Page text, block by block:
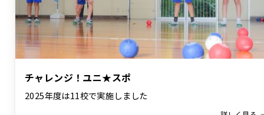
チャレンジ！ユニ★スポ
2025年度は11校で実施しました